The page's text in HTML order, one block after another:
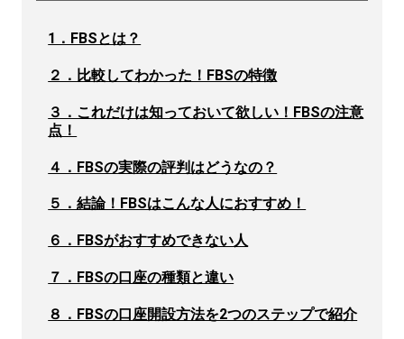
1．FBSとは？
２．比較してわかった！FBSの特徴
３．これだけは知っておいて欲しい！FBSの注意
点！
４．FBSの実際の評判はどうなの？
５．結論！FBSはこんな人におすすめ！
６．FBSがおすすめできない人
７．FBSの口座の種類と違い
８．FBSの口座開設方法を2つのステップで紹介